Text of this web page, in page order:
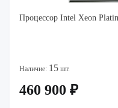
Процессор Intel Xeon
Наличие: 15 шт.
460 900 ₽